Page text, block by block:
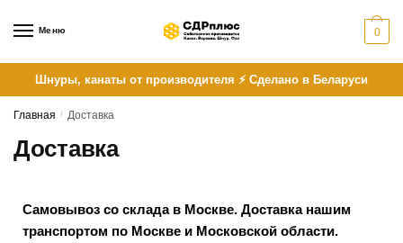
Меню 0
Шнуры, канаты от производителя ⚡ Сделано в Беларуси
Главная / Доставка
Доставка
Cамовывоз со склада в Москве. Доставка нашим
транспортом по Москве и Московской области.